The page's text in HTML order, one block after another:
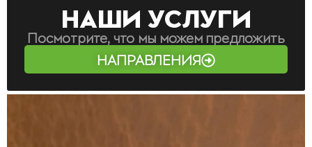
НАШИ УСЛУГИ
Посмотрите, что мы можем предложить
НАПРАВЛЕНИЯ